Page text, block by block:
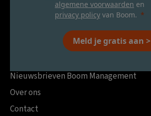
algemene voorwaarden en
privacy policy van Boom.
Meld je gratis aan >
Nieuwsbrieven Boom Management
Over ons
Contact